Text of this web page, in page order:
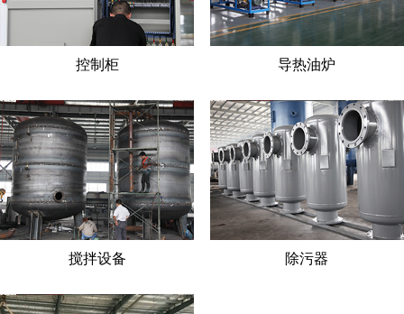
控制柜 导热油炉
搅拌设备 除污器